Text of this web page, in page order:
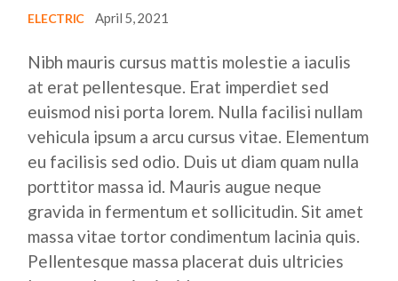
ELECTRIC April 5, 2021
Nibh mauris cursus mattis molestie a iaculis
at erat pellentesque. Erat imperdiet sed
euismod nisi porta lorem. Nulla facilisi nullam
vehicula ipsum a arcu cursus vitae. Elementum
eu facilisis sed odio. Duis ut diam quam nulla
porttitor massa id. Mauris augue neque
gravida in fermentum et sollicitudin. Sit amet
massa vitae tortor condimentum lacinia quis.
Pellentesque massa placerat duis ultricies